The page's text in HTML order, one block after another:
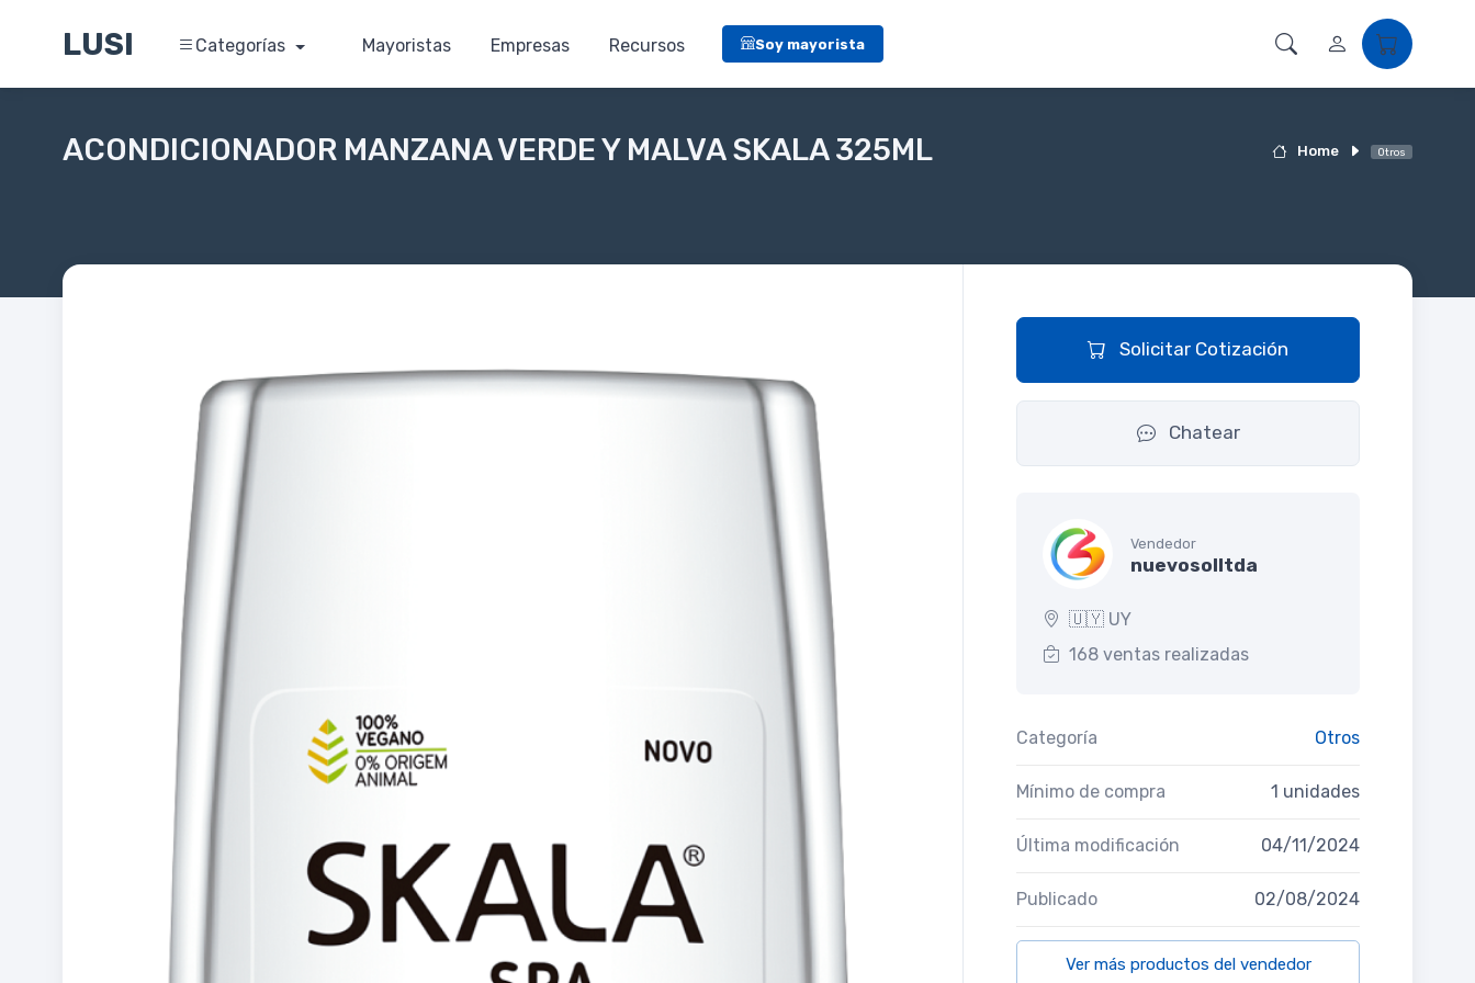
LUSI Categorías Mayoristas Empresas Recursos Soy mayorista
Home Otros
ACONDICIONADOR MANZANA VERDE Y MALVA SKALA 325ML
Solicitar Cotización
Chatear
Vendedor
nuevosolltda
🇺🇾 UY
168 ventas realizadas
Categoría Otros
Mínimo de compra 1 unidades
Última modificación 04/11/2024
Publicado 02/08/2024
Ver más productos del vendedor